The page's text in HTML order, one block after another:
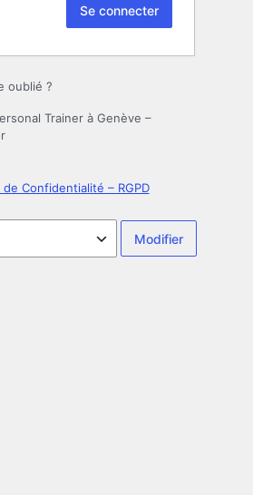
oublié ?
Trainer à Genève –
Confidentialité – RGPD